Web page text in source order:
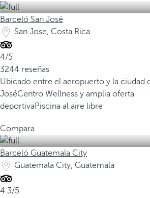
Barceló San José
San Jose, Costa Rica
4/5
3244 reseñas
Ubicado entre el aeropuerto y la ciudad
JoséCentro Wellness y amplia oferta
deportivaPiscina al aire libre
Compara
Barceló Guatemala City
Guatemala City, Guatemala
4.3/5